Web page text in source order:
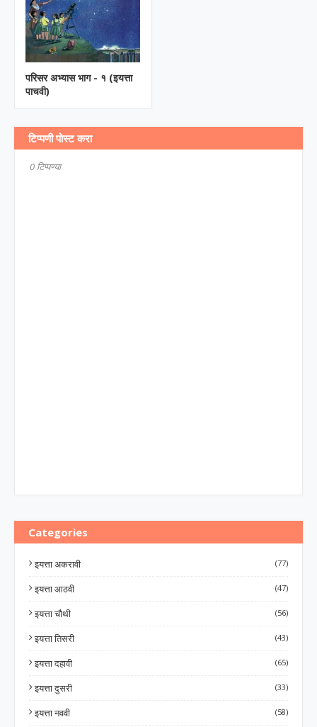
परिसर अभ्यास भाग - १ (इयत्ता
पाचवी)
टिप्पणी पोस्ट करा
0 टिप्पण्या
Categories
इयत्ता अकरावी (77)
इयत्ता आठवी (47)
इयत्ता चौथी (56)
इयत्ता तिसरी (43)
इयत्ता दहावी (65)
इयत्ता दुसरी (33)
इयत्ता नववी (58)